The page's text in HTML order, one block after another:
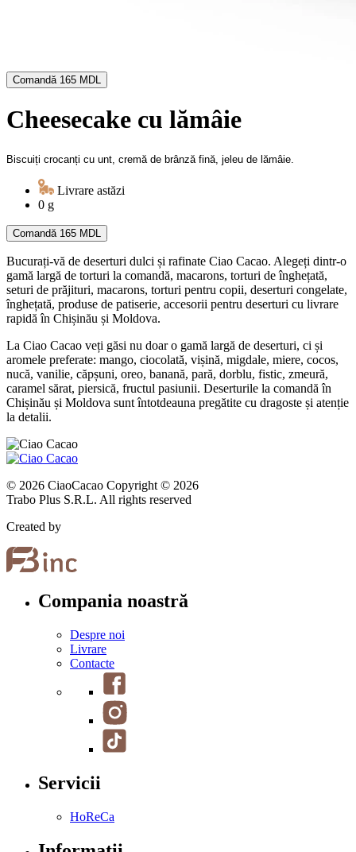
Comandă 165 MDL
Cheesecake cu lămâie
Biscuiți crocanți cu unt, cremă de brânză fină, jeleu de lămâie.
Livrare astăzi
0 g
Comandă 165 MDL
Bucurați-vă de deserturi dulci și rafinate Ciao Cacao. Alegeți dintr-o
gamă largă de torturi la comandă, macarons, torturi de înghețată,
seturi de prăjituri, macarons, torturi pentru copii, deserturi congelate,
înghețată, produse de patiserie, accesorii pentru deserturi cu livrare
rapidă în Chișinău și Moldova.
La Ciao Cacao veți găsi nu doar o gamă largă de deserturi, ci și
aromele preferate: mango, ciocolată, vișină, migdale, miere, cocos,
nucă, vanilie, căpșuni, oreo, banană, pară, dorblu, fistic, zmeură,
caramel sărat, piersică, fructul pasiunii. Deserturile la comandă în
Chișinău și Moldova sunt întotdeauna pregătite cu dragoste și atenție
la detalii.
© 2026 CiaoCacao Copyright © 2026
Trabo Plus S.R.L. All rights reserved
Created by
Compania noastră
Despre noi
Livrare
Contacte
Servicii
HoReCa